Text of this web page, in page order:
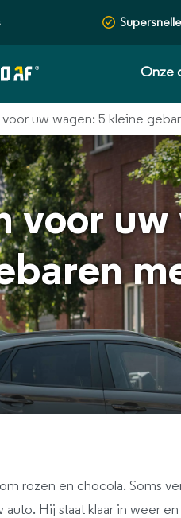
Onze
voor uw wagen: 5 kleine
voor uw
rozen en chocola. Soms
Hij staat klaar in weer